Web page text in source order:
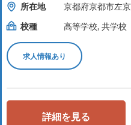
所在地
京都府京都市左
校種
高等学校, 共学校
求人情報あり
詳細を見る